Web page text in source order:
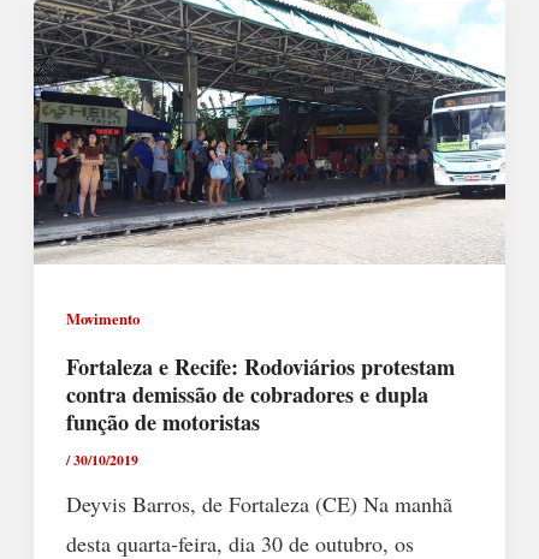
Movimento
Fortaleza e Recife: Rodoviários protestam
contra demissão de cobradores e dupla
função de motoristas
/30/10/2019
Deyvis Barros, de Fortaleza (CE) Na manhã
desta quarta-feira, dia 30 de outubro, os